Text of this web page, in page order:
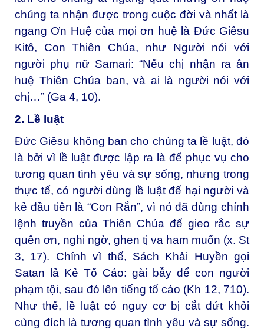
chúng ta nhận được trong cuộc đời và nhất là
ngang Ơn Huệ của mọi ơn huệ là Đức Giêsu
Kitô, Con Thiên Chúa, như Người nói với
người phụ nữ Samari: “Nếu chị nhận ra ân
huệ Thiên Chúa ban, và ai là người nói với
chị…” (Ga 4, 10).
2. Lề luật
Đức Giêsu không ban cho chúng ta lề luật, đó
là bởi vì lề luật được lập ra là để phục vụ cho
tương quan tình yêu và sự sống, nhưng trong
thực tế, có người dùng lề luật để hại người và
kẻ đầu tiên là “Con Rắn”, vì nó đã dùng chính
lệnh truyền của Thiên Chúa để gieo rắc sự
quên ơn, nghi ngờ, ghen tị va ham muốn (x. St
3, 17). Chính vì thế, Sách Khải Huyền gọi
Satan lả Kẻ Tố Cáo: gài bẫy để con người
phạm tội, sau đó lên tiếng tố cáo (Kh 12, 710).
Như thế, lề luật có nguy cơ bị cắt đứt khỏi
cùng đích là tương quan tình yêu và sự sống.